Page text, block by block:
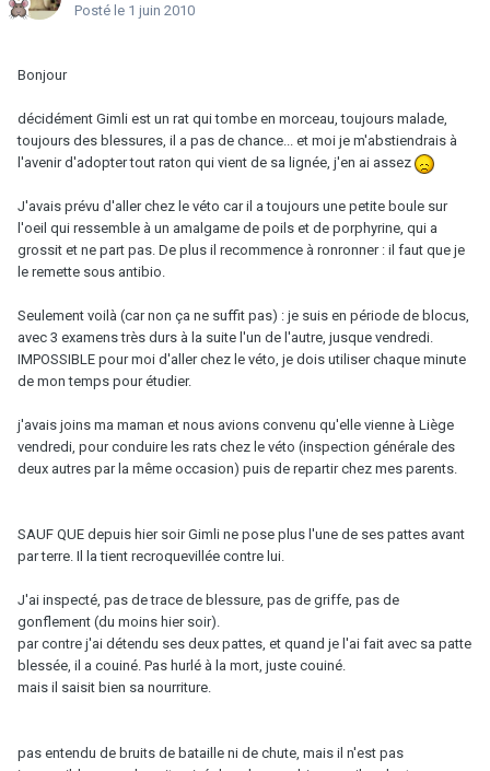
Posté le 1 juin 2010
Bonjour
décidément Gimli est un rat qui tombe en morceau, toujours malade,
toujours des blessures, il a pas de chance... et moi je m'abstiendrais à
l'avenir d'adopter tout raton qui vient de sa lignée, j'en ai assez
J'avais prévu d'aller chez le véto car il a toujours une petite boule sur
l'oeil qui ressemble à un amalgame de poils et de porphyrine, qui a
grossit et ne part pas. De plus il recommence à ronronner : il faut que je
le remette sous antibio.
Seulement voilà (car non ça ne suffit pas) : je suis en période de blocus,
avec 3 examens très durs à la suite l'un de l'autre, jusque vendredi.
IMPOSSIBLE pour moi d'aller chez le véto, je dois utiliser chaque minute
de mon temps pour étudier.
j'avais joins ma maman et nous avions convenu qu'elle vienne à Liège
vendredi, pour conduire les rats chez le véto (inspection générale des
deux autres par la même occasion) puis de repartir chez mes parents.
SAUF QUE depuis hier soir Gimli ne pose plus l'une de ses pattes avant
par terre. Il la tient recroquevillée contre lui.
J'ai inspecté, pas de trace de blessure, pas de griffe, pas de
gonflement (du moins hier soir).
par contre j'ai détendu ses deux pattes, et quand je l'ai fait avec sa patte
blessée, il a couiné. Pas hurlé à la mort, juste couiné.
mais il saisit bien sa nourriture.
pas entendu de bruits de bataille ni de chute, mais il n'est pas